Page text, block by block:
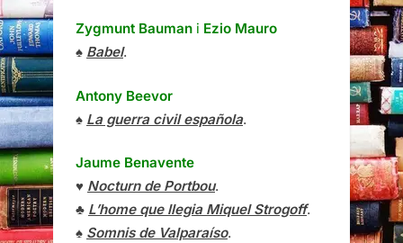
Zygmunt Bauman i Ezio Mauro
♠ Babel.
Antony Beevor
♠ La guerra civil española.
Jaume Benavente
♥ Nocturn de Portbou.
♣ L’home que llegia Miquel Strogoff.
♠ Somnis de Valparaíso.